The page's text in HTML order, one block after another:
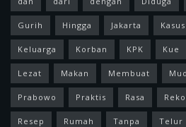
Gurih Hingga Jakarta Kasus
Keluarga Korban KPK Kue
Lezat Makan Membuat
Prabowo Praktis Rasa
Resep Rumah Tanpa Telur